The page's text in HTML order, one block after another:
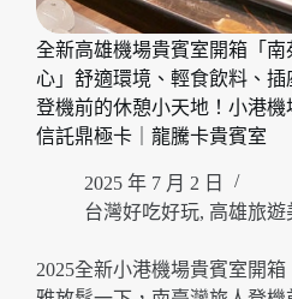
全新高雄機場貴賓室開箱「南
心」舒適環境、輕食飲料、插
登機前的休憩小天地！小港機
信託鼎極卡｜龍騰卡貴賓室
2025 年 7 月 2 日
台灣好吃好玩, 高雄旅遊
2025全新小港機場貴賓室開